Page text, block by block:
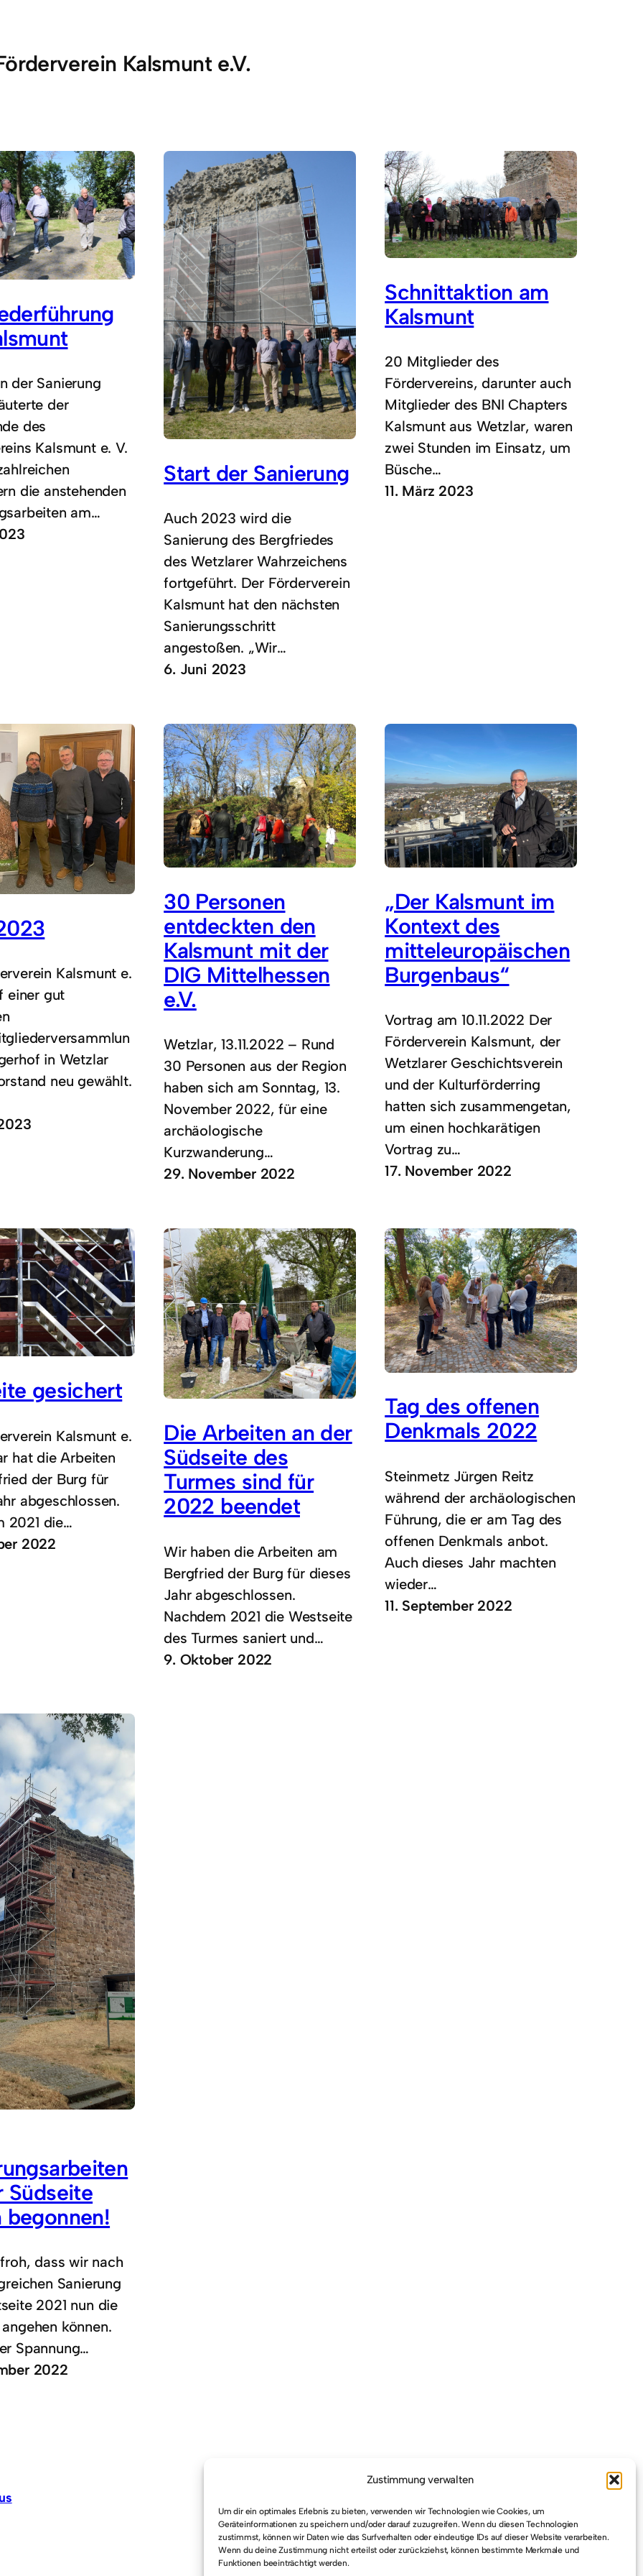
Zustimmung verwalten
Um dir ein optimales Erlebnis zu bieten, verwenden wir Technologien wie Cookies, um
Geräteinformationen zu speichern und/oder darauf zuzugreifen. Wenn du diesen Technologien
zustimmst, können wir Daten wie das Surfverhalten oder eindeutige IDs auf dieser Website verarbeiten.
Wenn du deine Zustimmung nicht erteilst oder zurückziehst, können bestimmte Merkmale und
Funktionen beeinträchtigt werden.
Kalsmunt e.V.
der Sanierung
der
des
Kalsmunt e. V.
die anstehenden
am…
Start der Sanierung
Auch 2023 wird die
Sanierung des Bergfriedes
des Wetzlarer Wahrzeichens
fortgeführt. Der Förderverein
Kalsmunt hat den nächsten
Sanierungsschritt
angestoßen. „Wir…
6. Juni 2023
Schnittaktion am
Kalsmunt
20 Mitglieder des
Fördervereins, darunter auch
Mitglieder des BNI Chapters
Kalsmunt aus Wetzlar, waren
zwei Stunden im Einsatz, um
Büsche…
11. März 2023
Kalsmunt e.
einer gut
in Wetzlar
neu gewählt.
30 Personen
entdeckten den
Kalsmunt mit der
DIG Mittelhessen
e.V.
Wetzlar, 13.11.2022 – Rund
30 Personen aus der Region
haben sich am Sonntag, 13.
November 2022, für eine
archäologische
Kurzwanderung…
29. November 2022
„Der Kalsmunt im
Kontext des
mitteleuropäischen
Burgenbaus“
Vortrag am 10.11.2022 Der
Förderverein Kalsmunt, der
Wetzlarer Geschichtsverein
und der Kulturförderring
hatten sich zusammengetan,
um einen hochkarätigen
Vortrag zu…
17. November 2022
gesichert
Kalsmunt e.
hat die Arbeiten
der Burg für
abgeschlossen.
2021 die…
2022
Die Arbeiten an der
Südseite des
Turmes sind für
2022 beendet
Wir haben die Arbeiten am
Bergfried der Burg für dieses
Jahr abgeschlossen.
Nachdem 2021 die Westseite
des Turmes saniert und…
9. Oktober 2022
Tag des offenen
Denkmals 2022
Steinmetz Jürgen Reitz
während der archäologischen
Führung, die er am Tag des
offenen Denkmals anbot.
Auch dieses Jahr machten
wieder…
11. September 2022
Südseite
begonnen!
dass wir nach
Sanierung
2021 nun die
können.
Spannung…
2022